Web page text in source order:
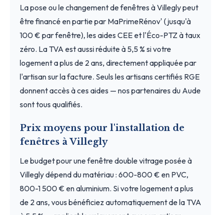
La pose ou le changement de fenêtres à Villegly peut
être financé en partie par MaPrimeRénov' (jusqu'à
100 € par fenêtre), les aides CEE et l'Éco-PTZ à taux
zéro. La TVA est aussi réduite à 5,5 % si votre
logement a plus de 2 ans, directement appliquée par
l'artisan sur la facture. Seuls les artisans certifiés RGE
donnent accès à ces aides — nos partenaires du Aude
sont tous qualifiés.
Prix moyens pour l'installation de
fenêtres à Villegly
Le budget pour une fenêtre double vitrage posée à
Villegly dépend du matériau : 600-800 € en PVC,
800-1 500 € en aluminium. Si votre logement a plus
de 2 ans, vous bénéficiez automatiquement de la TVA